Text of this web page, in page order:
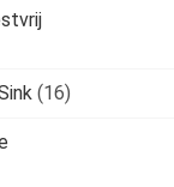
(16)